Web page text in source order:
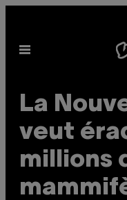
content
Open
La
veut
millions